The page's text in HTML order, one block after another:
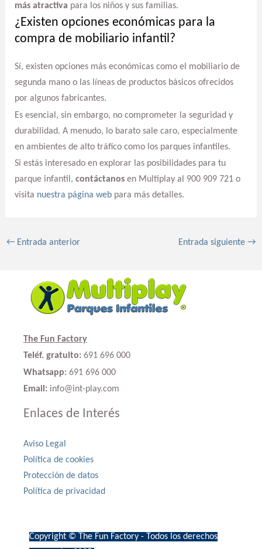
más atractiva para los niños y sus familias.
¿Existen opciones económicas para la
compra de mobiliario infantil?
Sí, existen opciones más económicas como el mobiliario de
segunda mano o las líneas de productos básicos ofrecidos
por algunos fabricantes.
Es esencial, sin embargo, no comprometer la seguridad y
durabilidad. A menudo, lo barato sale caro, especialmente
en ambientes de alto tráfico como los parques infantiles.
Si estás interesado en explorar las posibilidades para tu
parque infantil, contáctanosen Multiplay al 900 909 721 o
visita nuestra página webpara más detalles.
←Entrada anterior Entrada siguiente→
The Fun Factory
Teléf. gratuito: 691 696 000
Whatsapp: 691 696 000
Email: info@int-play.com
Enlaces de Interés
Aviso Legal
Política de cookies
Protección de datos
Política de privacidad
Copyright © The Fun Factory - Todos los derechos